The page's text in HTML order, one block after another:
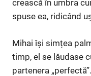
crească în umbra
spuse ea, ridicând
Mihai își simțea
timp, el se lăudase
partenera